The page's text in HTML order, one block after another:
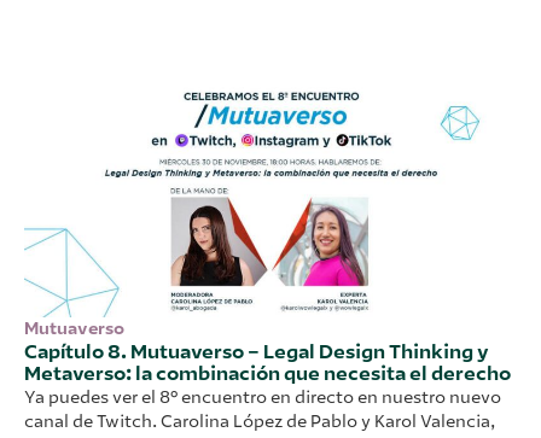
Mutuaverso
Capítulo 8. Mutuaverso – Legal Design Thinking y
Metaverso: la combinación que necesita el derecho
Ya puedes ver el 8º encuentro en directo en nuestro nuevo
canal de Twitch. Carolina López de Pablo y Karol Valencia,